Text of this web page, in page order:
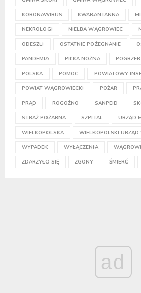
KORONAWIRUS KWARANTANNA
NEKROLOGI NIELBA WĄGROWIEC
ODESZLI OSTATNIE POŻEGNANIE
PANDEMIA PIŁKA NOŻNA POGRZEB
POLSKA POMOC POWIATOWY
POWIAT WĄGROWIECKI POŻAR
PRĄD ROGOŹNO SANPEID
STRAŻ POŻARNA SZPITAL URZĄD
WIELKOPOLSKA WIELKOPOLSKI URZĄD
WYPADEK WYŁĄCZENIA
ZDARZYŁO SIĘ ZGONY ŚMIERĆ
ad